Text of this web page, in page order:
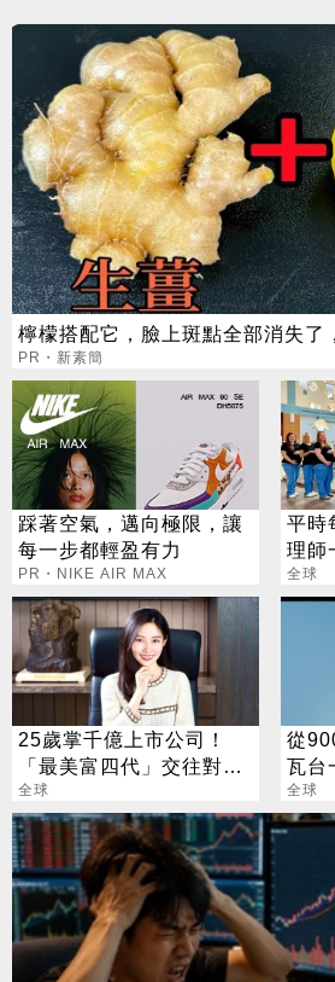
檸檬搭配它，臉上斑點全部消失了
PR・新素簡
踩著空氣，邁向極限，讓
每一步都輕盈有力
PR・NIKE AIR MAX
平時
理師
震撼
全球
25歲掌千億上市公司！
「最美富四代」交往對象
竟是他
全球
從
瓦台
民炸
全球